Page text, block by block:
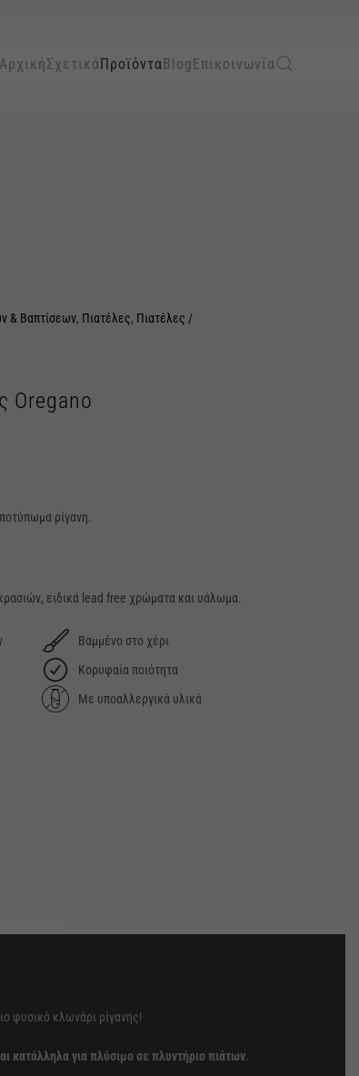
ΑρχικήΣχετικάΠροϊόνταBlogΕπικοινωνία
& Βαπτίσεων, Πιατέλες, Πιατέλες /
Oregano
ρίγανη.
ειδικά lead free χρώματα και υάλωμα.
Βαμμένο στο χέρι
Κορυφαία ποιότητα
Με υποαλλεργικά υλικά
φυσικό κλωνάρι ρίγανης!
κατάλληλα για πλύσιμο σε πλυντήριο πιάτων.